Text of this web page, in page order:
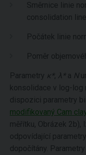
Směrnice linie
consolidation
Počátek linie
Poměr
Parametry κ*, λ*a N
konsolidace v log-log
dispozici parametry
modifikovaný Cam
měřítku, Obrázek 2b),
odpovídající
dopočítány.